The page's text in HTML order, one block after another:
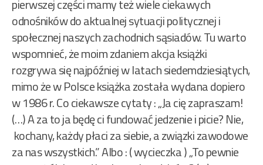
pierwszej części mamy też wiele ciekawych
odnośników do aktualnej sytuacji politycznej i
społecznej naszych zachodnich sąsiadów. Tu warto
wspomnieć, że moim zdaniem akcja książki
rozgrywa się najpóźniej w latach siedemdziesiątych,
mimo że w Polsce książka została wydana dopiero
w 1986 r. Co ciekawsze cytaty : „Ja cię zapraszam!
(…) A za to ja będę ci fundować jedzenie i picie? Nie,
kochany, każdy płaci za siebie, a związki zawodowe
za nas wszystkich.” Albo : ( wycieczka ) „To pewnie